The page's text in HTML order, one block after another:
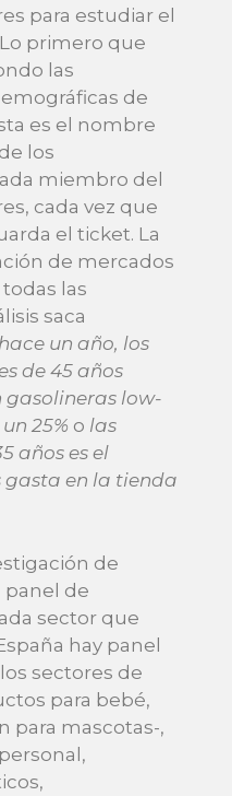
para estudiar el
primero que
las
de
es el nombre
los
miembro del
cada vez que
el ticket. La
de mercados
las
saca
hace un año, los
de 45 años
gasolineras low-
25% o las
años es el
gasta en la tienda
de
de
sector que
hay panel
sectores de
para bebé,
para mascotas-,